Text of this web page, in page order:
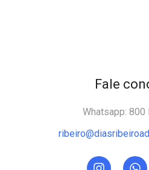
Fale
Whatsapp: 800